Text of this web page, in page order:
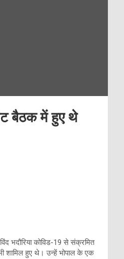
बैठक में हुए थे
भदौरिया कोविड-19 से संक्रमित
शामिल हुए थे। उन्हें भोपाल के एक